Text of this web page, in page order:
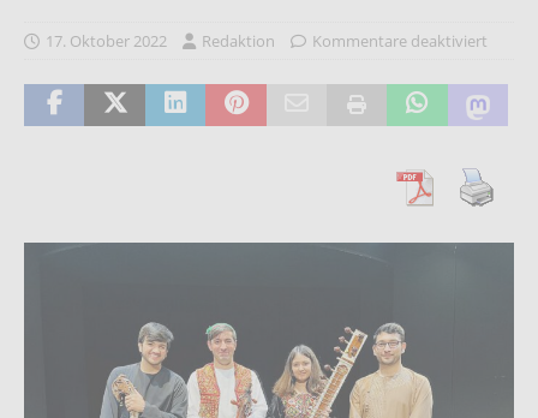
17. Oktober 2022 Redaktion Kommentare deaktiviert